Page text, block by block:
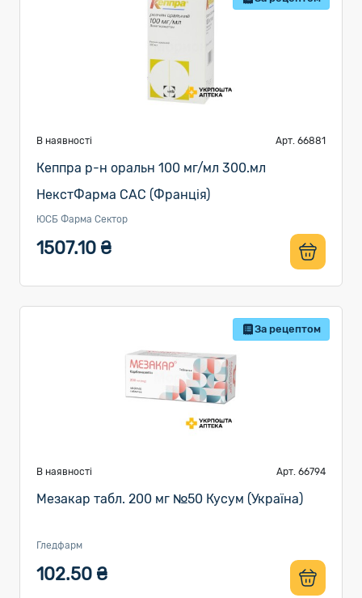
В наявності Арт. 66881
Кеппра р-н оральн 100 мг/мл 300.мл
НекстФарма САС (Франція)
ЮСБ Фарма Сектор
1507.10 ₴
За рецептом
В наявності Арт. 66794
Мезакар табл. 200 мг №50 Кусум (Україна)
Гледфарм
102.50 ₴